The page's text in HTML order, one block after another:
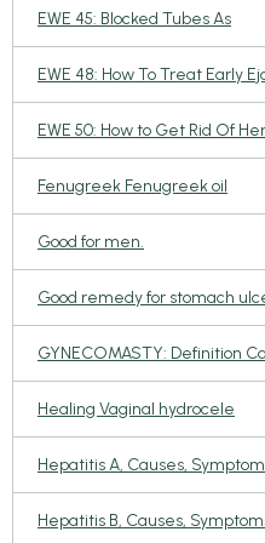
EWE 45: Blocked Tubes As
EWE 48: How To Treat Early
EWE 50: How to Get Rid Of
Fenugreek Fenugreek oil
Good for men.
Good remedy for stomach
GYNECOMASTY: Definition
Healing Vaginal hydrocele
Hepatitis A, Causes,
Hepatitis B, Causes,